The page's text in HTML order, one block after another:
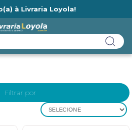
à Livraria Loyola!
Filtrar por
SELECIONE